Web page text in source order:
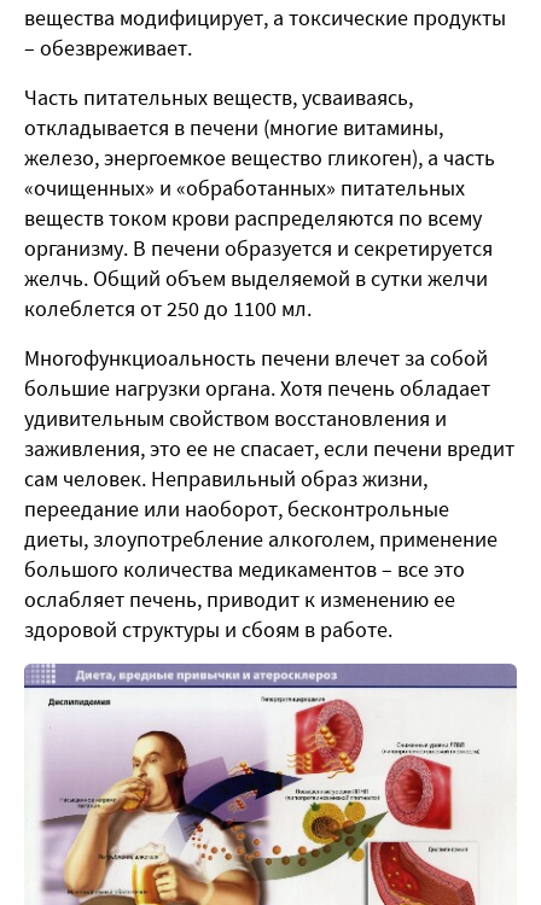
вещества модифицирует, а токсические продукты
– обезвреживает.
Часть питательных веществ, усваиваясь,
откладывается в печени (многие витамины,
железо, энергоемкое вещество гликоген), а часть
«очищенных» и «обработанных» питательных
веществ током крови распределяются по всему
организму. В печени образуется и секретируется
желчь. Общий объем выделяемой в сутки желчи
колеблется от 250 до 1100 мл.
Многофункциоальность печени влечет за собой
большие нагрузки органа. Хотя печень обладает
удивительным свойством восстановления и
заживления, это ее не спасает, если печени вредит
сам человек. Неправильный образ жизни,
переедание или наоборот, бесконтрольные
диеты, злоупотребление алкоголем, применение
большого количества медикаментов – все это
ослабляет печень, приводит к изменению ее
здоровой структуры и сбоям в работе.